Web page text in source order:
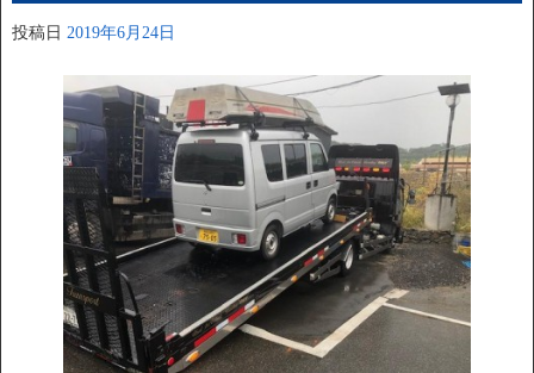
投稿日 2019年6月24日